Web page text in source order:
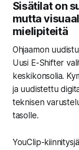
Sisätilat on
mutta
mielipiteitä
Ohjaamon
Uusi E-Shifter
keskikonsolia.
ja uudistettu
teknisen
tasolle.
YouClip-